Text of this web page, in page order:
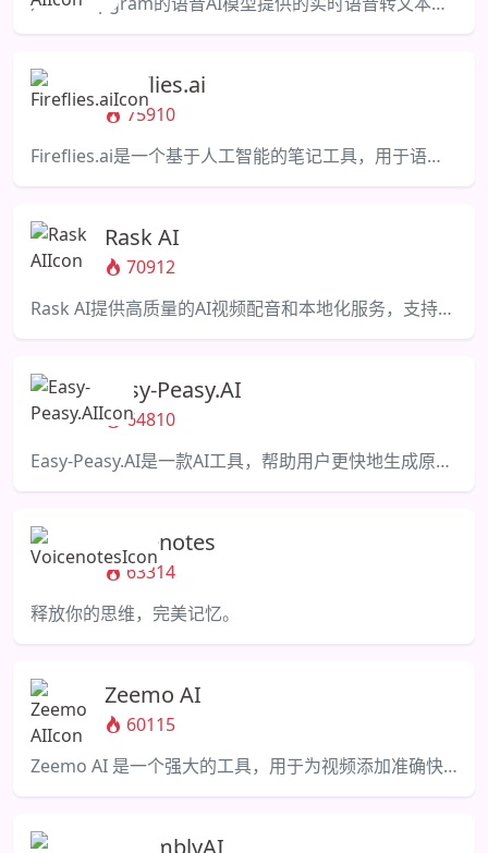
Fireflies.ai
75910
Fireflies.ai是一个基于人工智能的笔记工具，用于语音对话的转录、总结和分析。
Rask AI
70912
Rask AI提供高质量的AI视频配音和本地化服务，支持130多种语言。
Easy-Peasy.AI
64810
Easy-Peasy.AI是一款AI工具，帮助用户更快地生成原创内容并提高写作技巧。
Voicenotes
63314
释放你的思维，完美记忆。
Zeemo AI
60115
Zeemo AI 是一个强大的工具，用于为视频添加准确快速的音频转文本字幕。
AssemblyAI